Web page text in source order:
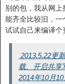
别的包，我从网
能齐全比较旧，
试试自己来编译个
2013.5.22更
载、开启共享
2014年10月